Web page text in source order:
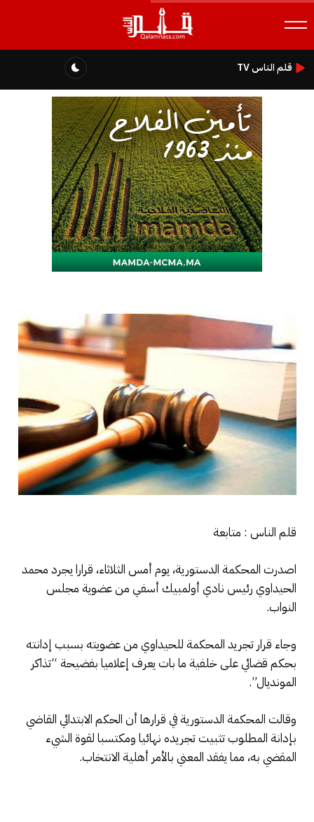
قلم الناس TV
قلم الناس : متابعة
اصدرت المحكمة الدستورية، يوم أمس الثلاثاء، قرارا يجرد محمد
الحيداوي رئيس نادي أولمبيك أسفي من عضوية مجلس
النواب.
وجاء قرار تجريد المحكمة للحيداوي من عضويته بسبب إدانته
بحكم قضائي على خلفية ما بات يعرف إعلاميا بفضيحة “تذاكر
المونديال”.
وقالت المحكمة الدستورية في قرارها أن الحكم الابتدائي القاضي
بإدانة المطلوب تثبيت تجريده نهائيا ومكتسبا لقوة الشيء
المقضي به، مما يفقد المعني بالأمر أهلية الانتخاب.